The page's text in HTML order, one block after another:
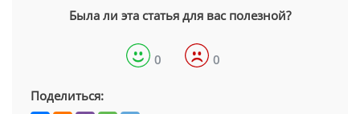
Была ли эта статья для вас полезной?
0 0
Поделиться: